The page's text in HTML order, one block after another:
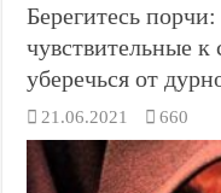
Берегитесь
чувствительные к
уберечься от
21.06.2021 660